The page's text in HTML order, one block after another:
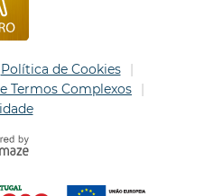
Política de Cookies
Termos Complexos